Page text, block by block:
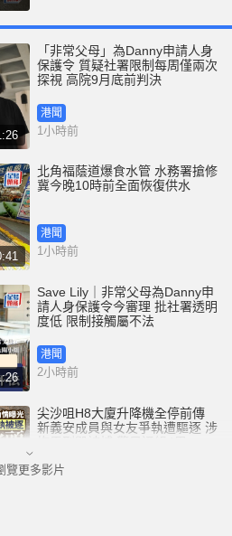
「非常父母」為Danny申請人身
保護令 質疑社署限制每周僅兩次
探視 高院9月底前判決
港聞
1小時前
北角福蔭道爆食水管 水務署搶修
冀今晚10時前全面恢復供水
港聞
1小時前
Save Lily｜非常父母為Danny申
請人身保護令今審理 批社署透明
度低 限制接觸屬不法
港聞
2小時前
尖沙咀H8大廈升降機全停前傳
新義安成員與女友爭執遭驅逐 涉
港聞
覽更多影片